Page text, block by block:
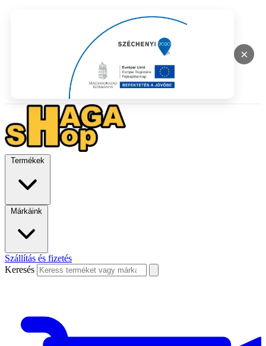
×
Termékek
Márkáink
Szállítás és fizetés
Keresés